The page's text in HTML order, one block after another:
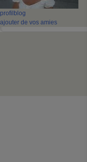
profil blog
ajouter de vos amies